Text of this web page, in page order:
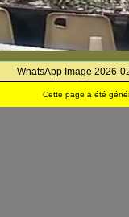
WhatsApp Image 2026-
Cette page a été